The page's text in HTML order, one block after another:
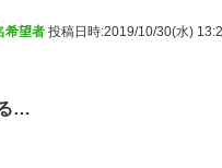
希望者 投稿日時:2019/10/30(水)
…